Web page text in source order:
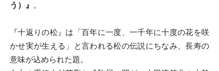
う）』 。
『十返りの松』は「百年に一度、一千年に十度の花を咲
かせ実が生える」と言われる松の伝説にちなみ、長寿の
意味が込められた題。